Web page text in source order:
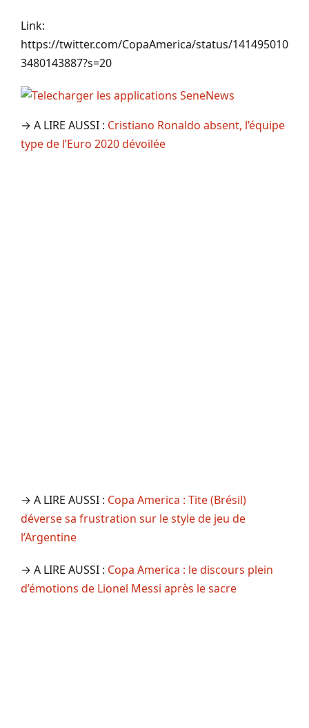
Link:
https://twitter.com/CopaAmerica/status/141495010
3480143887?s=20
→ A LIRE AUSSI : Cristiano Ronaldo absent, l’équipe
type de l’Euro 2020 dévoilée
→ A LIRE AUSSI : Copa America : Tite (Brésil)
déverse sa frustration sur le style de jeu de
l’Argentine
→ A LIRE AUSSI : Copa America : le discours plein
d’émotions de Lionel Messi après le sacre